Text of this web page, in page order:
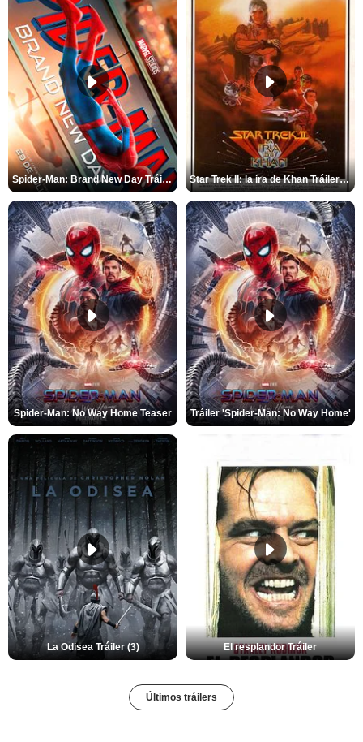
Spider-Man: Brand New Day Tráiler (3) Star Trek II: la ira de Khan Tráiler VO
Spider-Man: No Way Home Teaser Tráiler 'Spider-Man: No Way Home'
La Odisea Tráiler (3) El resplandor Tráiler
Últimos tráilers